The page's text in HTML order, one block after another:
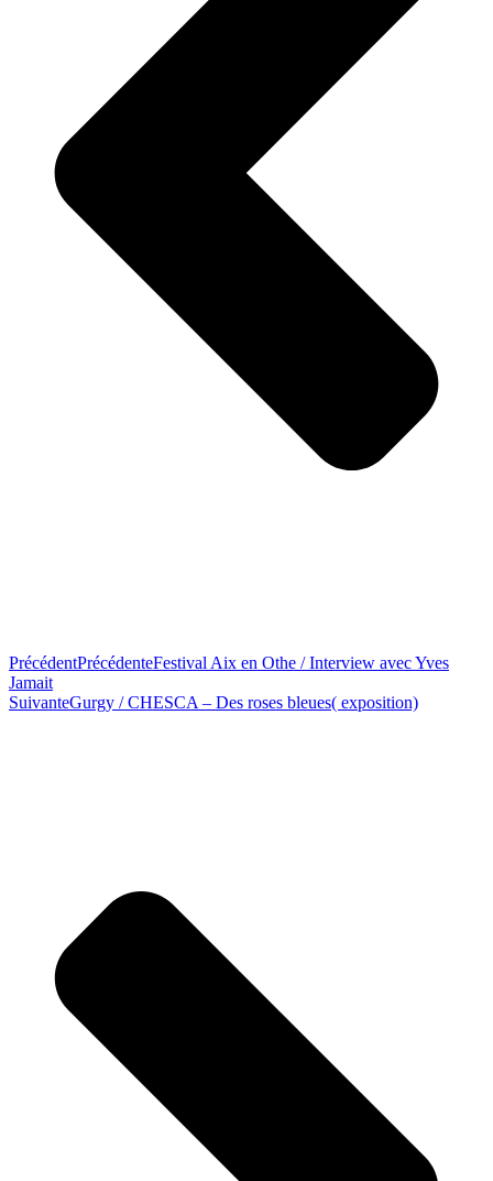
PrécédentPrécédenteFestival Aix en Othe / Interview avec Yves
Jamait
SuivanteGurgy / CHESCA – Des roses bleues( exposition)